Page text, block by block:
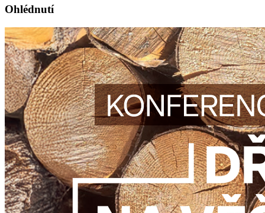
Ohlédnutí